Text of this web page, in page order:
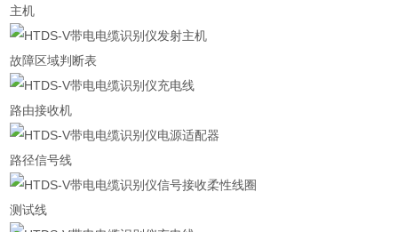
主机
故障区域判断表
路由接收机
路径信号线
测试线